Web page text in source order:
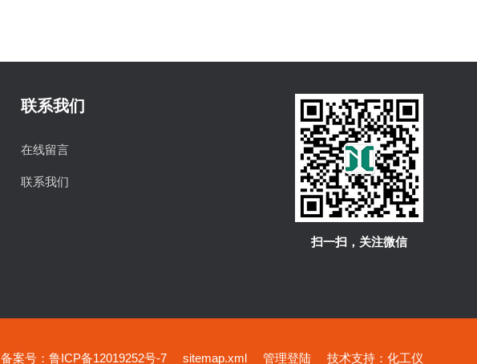
联系我们
在线留言
联系我们
扫一扫，关注微信
备案号：鲁ICP备12019252号-7 sitemap.xml 管理登陆技术支持： 化工仪